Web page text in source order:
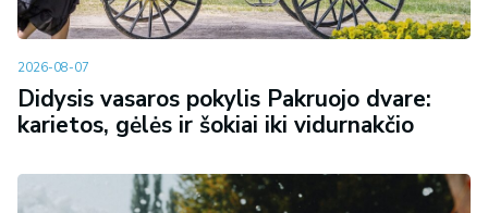
2026-08-07
Didysis vasaros pokylis Pakruojo dvare:
karietos, gėlės ir šokiai iki vidurnakčio